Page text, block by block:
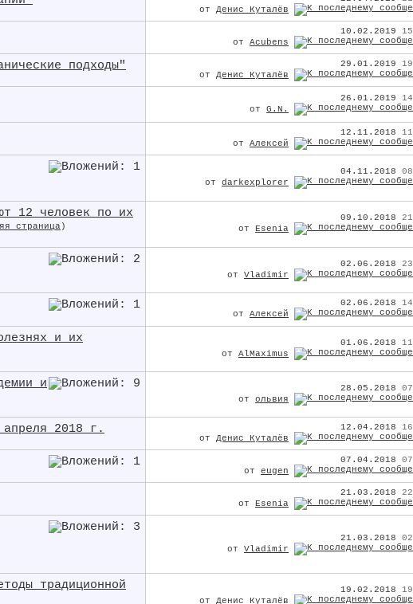
от Денис Куталёв
10.02.2019
от Acubens
подходы" 29.01.2019
от Денис Куталёв
26.01.2019
от G.N.
12.11.2018
от Алексей
04.11.2018
от darkexplorer
12 человек по их
страница)
09.10.2018
от Esenia
02.06.2018
от Vladimir
02.06.2018
от Алексей
и их
01.06.2018
от AlMaximus
и
28.05.2018
от ольвия
2018 г. 12.04.2018
от Денис Куталёв
07.04.2018
от eugen
21.03.2018
от Esenia
21.03.2018
от Vladimir
традиционной
19.02.2018
от Денис Куталёв